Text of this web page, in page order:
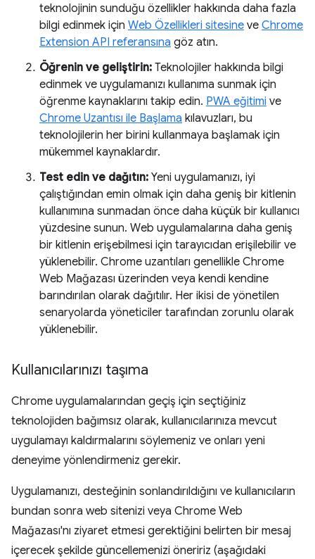
teknolojinin sunduğu özellikler hakkında daha fazla
bilgi edinmek için Web Özellikleri sitesine ve Chrome
Extension API referansına göz atın.
Öğrenin ve geliştirin: Teknolojiler hakkında bilgi
edinmek ve uygulamanızı kullanıma sunmak için
öğrenme kaynaklarını takip edin. PWA eğitimi ve
Chrome Uzantısı ile Başlama kılavuzları, bu
teknolojilerin her birini kullanmaya başlamak için
mükemmel kaynaklardır.
Test edin ve dağıtın: Yeni uygulamanızı, iyi
çalıştığından emin olmak için daha geniş bir kitlenin
kullanımına sunmadan önce daha küçük bir kullanıcı
yüzdesine sunun. Web uygulamalarına daha geniş
bir kitlenin erişebilmesi için tarayıcıdan erişilebilir ve
yüklenebilir. Chrome uzantıları genellikle Chrome
Web Mağazası üzerinden veya kendi kendine
barındırılan olarak dağıtılır. Her ikisi de yönetilen
senaryolarda yöneticiler tarafından zorunlu olarak
yüklenebilir.
Kullanıcılarınızı taşıma
Chrome uygulamalarından geçiş için seçtiğiniz
teknolojiden bağımsız olarak, kullanıcılarınıza mevcut
uygulamayı kaldırmalarını söylemeniz ve onları yeni
deneyime yönlendirmeniz gerekir.
Uygulamanızı, desteğinin sonlandırıldığını ve kullanıcıların
bundan sonra web sitenizi veya Chrome Web
Mağazası'nı ziyaret etmesi gerektiğini belirten bir mesaj
içerecek şekilde güncellemenizi öneririz (aşağıdaki